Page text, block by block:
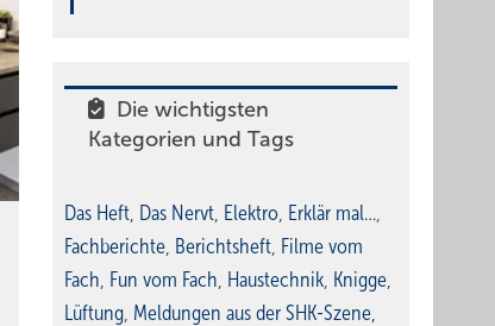
Die wichtigsten
Kategorien und Tags
Das Heft, Das Nervt, Elektro, Erklär mal…,
Fachberichte, Berichtsheft, Filme vom
Fach, Fun vom Fach, Haustechnik, Knigge,
Lüftung, Meldungen aus der SHK-Szene,